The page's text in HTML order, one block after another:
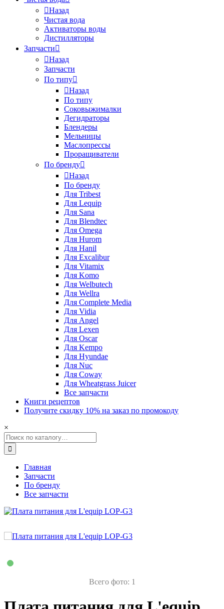
Назад
Чистая вода
Активаторы воды
Дистилляторы
Запчасти
Назад
Запчасти
По типу
Назад
По типу
Соковыжималки
Дегидраторы
Блендеры
Мельницы
Маслопрессы
Проращиватели
По бренду
Назад
По бренду
Для Tribest
Для Lequip
Для Sana
Для Blendtec
Для Omega
Для Hurom
Для Hanil
Для Excalibur
Для Vitamix
Для Komo
Для Welbutech
Для Wellra
Для Complete Media
Для Vidia
Для Angel
Для Lexen
Для Oscar
Для Kempo
Для Hyundae
Для Nuc
Для Coway
Для Wheatgrass Juicer
Все запчасти
Книги рецептов
Получите скидку 10% на заказ по промокоду
×
Главная
Запчасти
По бренду
Все запчасти
Всего фото: 1